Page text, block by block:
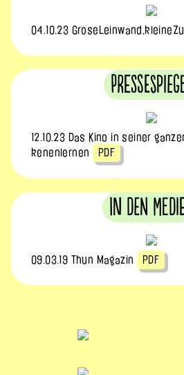
04.10.23
12.10.23 Das Kino in seiner
kenenlernen
PDF
In den
09.03.19 Thun Magazin PDF